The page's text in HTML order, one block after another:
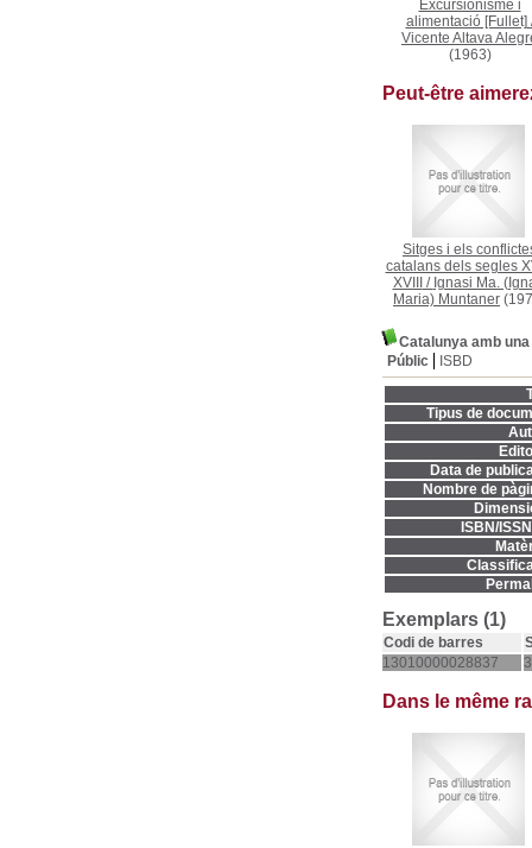
Excursionisme i
alimentació [Fullet]
Vicente Altava
(1963)
Peut-être
Sitges i els
catalans dels segles
XVIII
/ Ignasi Ma.
Maria) Muntaner
Catalunya amb
Públic
ISBD
Tipus de
Data de
Nombre de
ISBN/
Exemplars (1)
Codi de barres
13010000028837
Dans le même